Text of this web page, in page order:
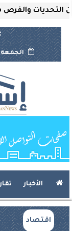
والفرص في
الجمعة7 أغسطس 2026
الأخبار
اقتصاد